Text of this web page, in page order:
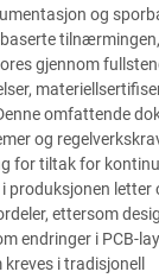
og
gjennom
omfattende
og
for tiltak for
produksjonen letter
ettersom
endringer i PCB-
i tradisjonell